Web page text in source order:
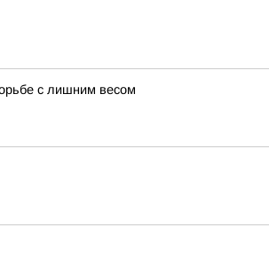
с лишним весом